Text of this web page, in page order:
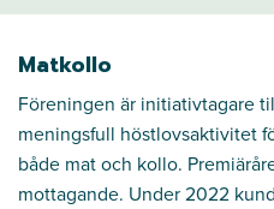
Matkollo
Föreningen är initiativtagare
meningsfull höstlovsaktivitet
både mat och kollo.
mottagande. Under 2022